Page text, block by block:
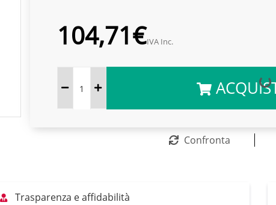
104,71€IVA Inc.
Confronta
Trasparenza e affidabilità